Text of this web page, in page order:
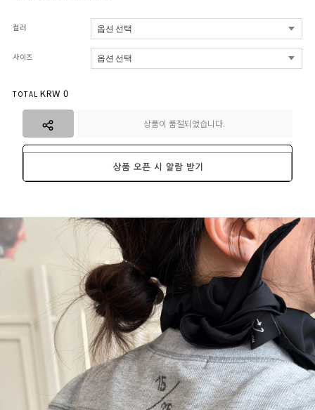
컬러
사이즈
TOTAL KRW 0
상품이 품절되었습니다.